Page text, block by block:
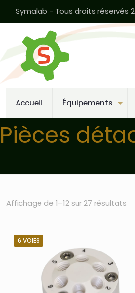
Symalab - Tous droits réservés
Accueil Équipements
Pièces
Affichage de 1–12 sur 27 résultats
6 VOIES